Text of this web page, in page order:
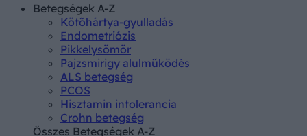
Betegségek A-Z
Kötőhártya-gyulladás
Endometriózis
Pikkelysömör
Pajzsmirigy alulműködés
ALS betegség
PCOS
Hisztamin intolerancia
Crohn betegség
Összes Betegségek A-Z